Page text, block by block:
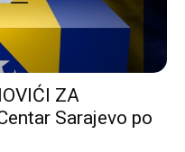
ZA
Sarajevo po